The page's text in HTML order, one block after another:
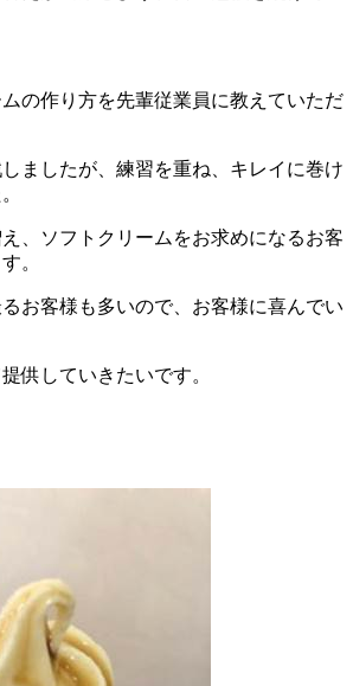
の作り方を先輩従業員に教えていただ
ましたが、練習を重ね、キレイに巻け
、ソフトクリームをお求めになるお客
。
お客様も多いので、お客様に喜んでい
供していきたいです。